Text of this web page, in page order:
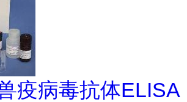
疫病毒抗体ELISA